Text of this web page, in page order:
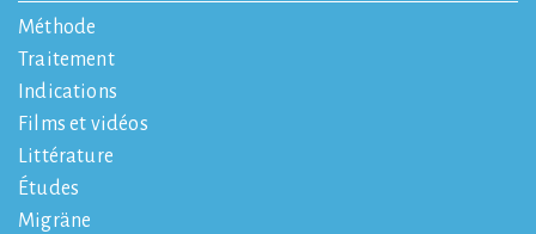
Méthode
Traitement
Indications
Films et vidéos
Littérature
Études
Migräne